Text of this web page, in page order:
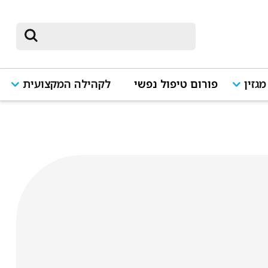
מגזין פורום טיפול נפשי לקהילה המקצועית